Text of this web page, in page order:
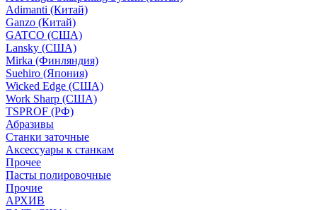
Adimanti (Китай)
Ganzo (Китай)
GATCO (США)
Lansky (США)
Mirka (Финляндия)
Suehiro (Япония)
Wicked Edge (США)
Work Sharp (США)
TSPROF (РФ)
Абразивы
Станки заточные
Аксессуары к станкам
Прочее
Пасты полировочные
Прочие
АРХИВ